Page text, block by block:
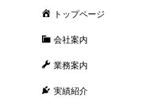
トップページ
会社案内
業務案内
実績紹介